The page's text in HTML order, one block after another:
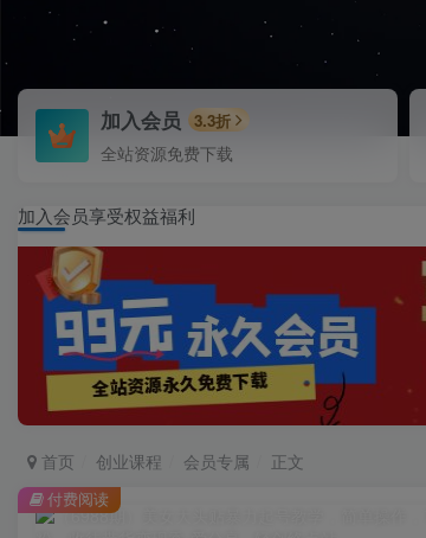
加入会员 3.3折
全站资源免费下载
加入会员享受权益福利
首页 创业课程 会员专属 正文
付费阅读